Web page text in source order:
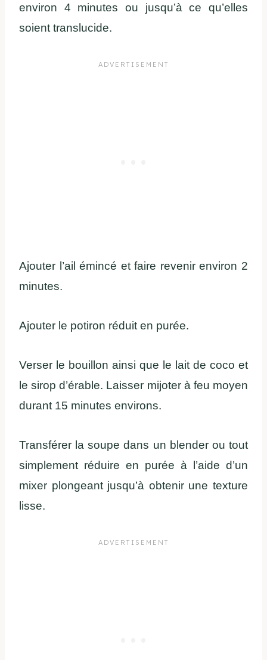
environ 4 minutes ou jusqu’à ce qu’elles
soient translucide.
Ajouter l’ail émincé et faire revenir environ 2
minutes.
Ajouter le potiron réduit en purée.
Verser le bouillon ainsi que le lait de coco et
le sirop d’érable. Laisser mijoter à feu moyen
durant 15 minutes environs.
Transférer la soupe dans un blender ou tout
simplement réduire en purée à l’aide d’un
mixer plongeant jusqu’à obtenir une texture
lisse.